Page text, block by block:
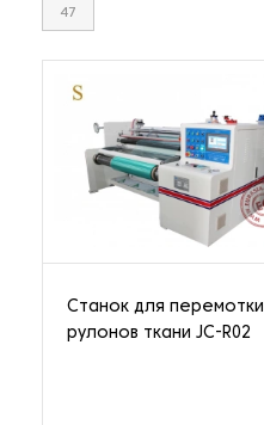
47
Станок для перемотки
рулонов ткани JC-R02